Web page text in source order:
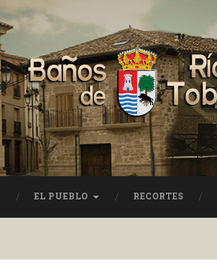
EL PUEBLO RECORTES